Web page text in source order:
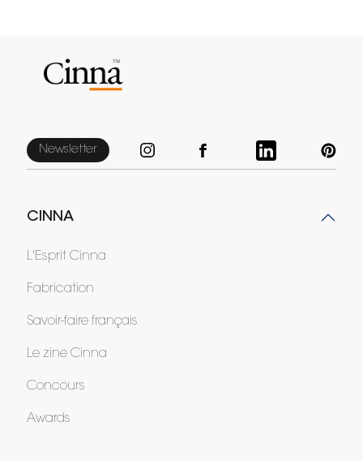
Newsletter
CINNA
L'Esprit Cinna
Fabrication
Savoir-faire français
Le zine Cinna
Concours
Awards